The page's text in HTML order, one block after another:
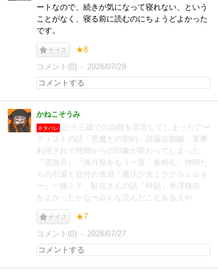
ートなので、続きが気になって寝れない、という
ことがなく、寝る前に読むのにちょうどよかった
です。
ナイス ★8
コメント(0) 2026/07/29
かねこそうみ
ネタバレ
三十三歳での自殺を宣言してしまったアー
ティストの話「悪魔との契約」須藤古都離、軍事
利用されて世間からの印象が変わってしまった
『雲海月』「海月祭をもう一度」多崎礼、仲間た
ちの引退と自分の進退「魔法少女ミラクルミルキ
ー」一穂ミチ、駐在さんの話「時効」米澤穂信
がよかったかな〜みんな読んだことある人や
ナイス ★7
コメント(0) 2026/07/27